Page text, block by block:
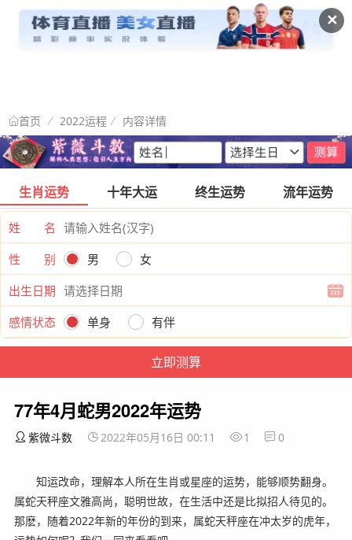
✕
首页 2022运程 内容详情
生肖运势 十年大运 终生运势 流年运势
姓 名
性 别
男
女
出生日期
感情状态
单身 有伴
77年4月蛇男2022年运势
紫微斗数 2022年05月16日 00:11 1 0
知运改命，理解本人所在生肖或星座的运势，能够顺势翻身。
属蛇天秤座文雅高尚，聪明世故，在生活中还是比拟招人待见的。
那麽，随着2022年新的年份的到来，属蛇天秤座在冲太岁的虎年，